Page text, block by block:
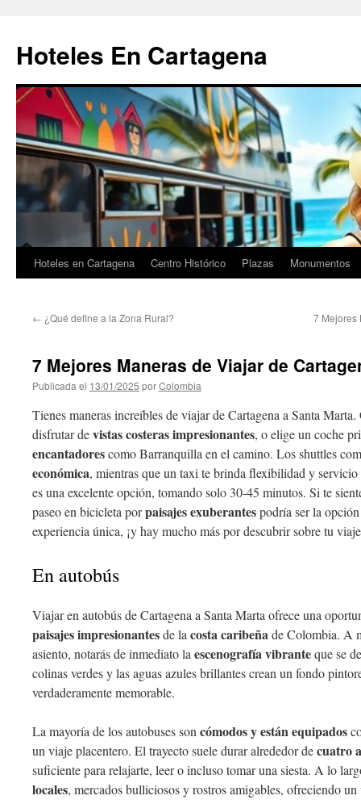
contenido
Hoteles En Cartagena
Hoteles en Cartagena Centro Histórico Plazas Monumentos
← ¿Qué define a la Zona Rural? 7 Mejores
7 Mejores Maneras de Viajar de
Publicada el 13/01/2025 porColombia
Tienes maneras increíbles de viajar de Cartagena a Santa
disfrutar devistas costeras impresionantes, o elige un coche
encantadorescomo Barranquilla en el camino. Los shuttles
económica, mientras que un taxi te brinda flexibilidad y
es una excelente opción, tomando solo 30-45 minutos. Si te
paseo en bicicleta porpaisajes exuberantespodría ser la
experiencia única, ¡y hay mucho más por descubrir sobre tu
En autobús
Viajar en autobús de Cartagena a Santa Marta ofrece una
paisajes impresionantesde la costa caribeñade Colombia. A
asiento, notarás de inmediato la escenografía vibranteque se
colinas verdes y las aguas azules brillantes crean un fondo
verdaderamente memorable.
La mayoría de los autobuses son cómodos y están equipados
un viaje placentero. El trayecto suele durar alrededor decuatro
suficiente para relajarte, leer o incluso tomar una siesta. A lo
locales, mercados bulliciosos y rostros amigables, ofreciendo